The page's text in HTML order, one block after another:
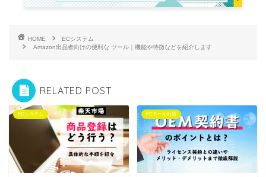
HOME
ECシステム
Amazon出品者向けの便利な ツール｜機能や特徴などを紹介します
RELATED POST
ECシステム ECモール出店